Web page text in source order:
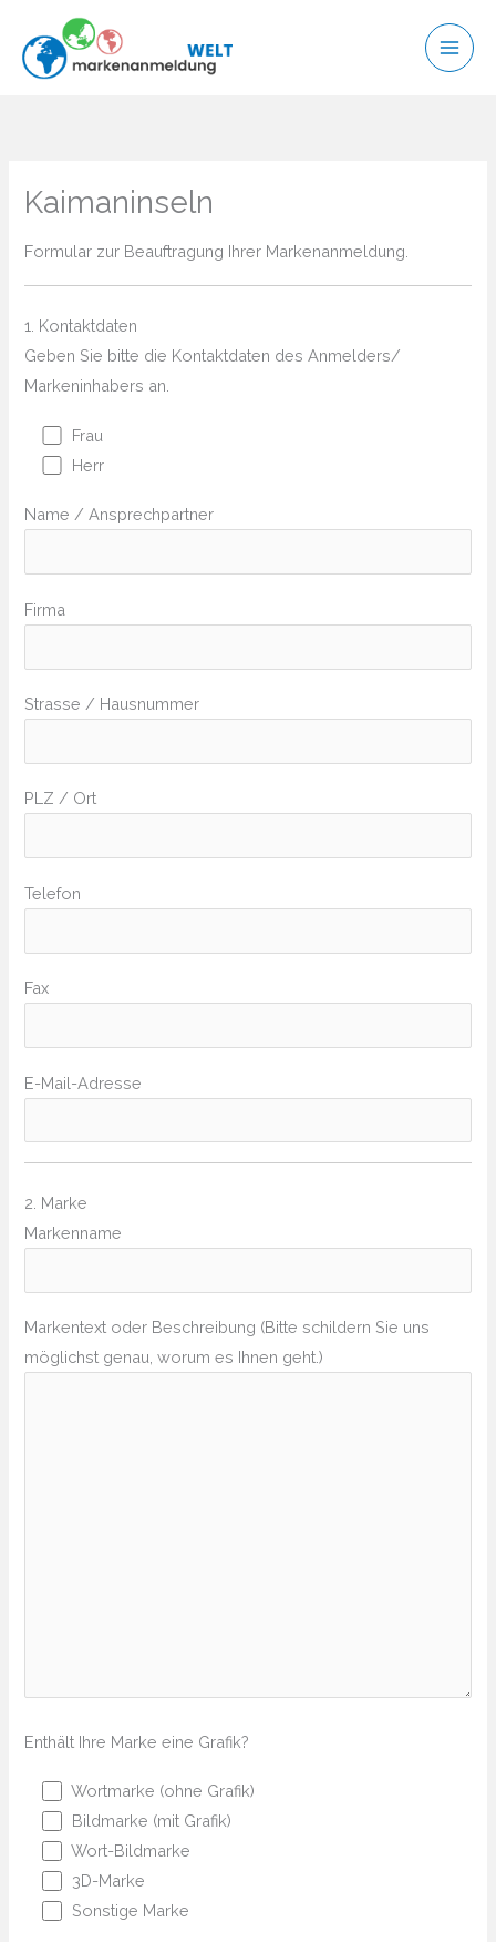
Inhalt
springen
Kaimaninseln
Formular zur Beauftragung Ihrer Markenanmeldung.
1. Kontaktdaten
Geben Sie bitte die Kontaktdaten des Anmelders/
Markeninhabers an.
Frau
Herr
Name / Ansprechpartner
Firma
Strasse / Hausnummer
PLZ / Ort
Telefon
Fax
E-Mail-Adresse
2. Marke
Markenname
Markentext oder Beschreibung (Bitte schildern Sie uns
möglichst genau, worum es Ihnen geht.)
Enthält Ihre Marke eine Grafik?
Wortmarke (ohne Grafik)
Bildmarke (mit Grafik)
Wort-Bildmarke
3D-Marke
Sonstige Marke